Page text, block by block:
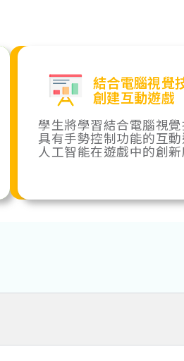
結合電腦視覺
創建互動遊戲
學生將學習結合電腦視
具有手勢控制功能的互
人工智能在遊戲中的創新